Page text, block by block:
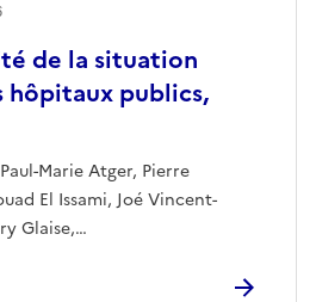
de la situation
hôpitaux publics,
Marie Atger, Pierre
El Issami, Joé Vincent-
Glaise,…